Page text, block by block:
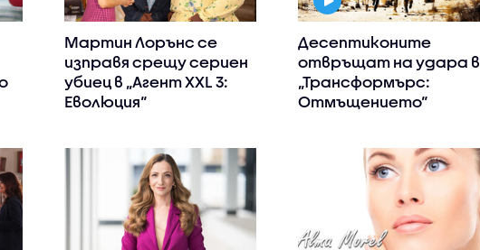
Мартин Лорънс се
изправя срещу сериен
убиец в „Агент XXL 3:
Еволюция“
Десептиконите
отвръщат на удара в
„Трансформърс:
Отмъщението“